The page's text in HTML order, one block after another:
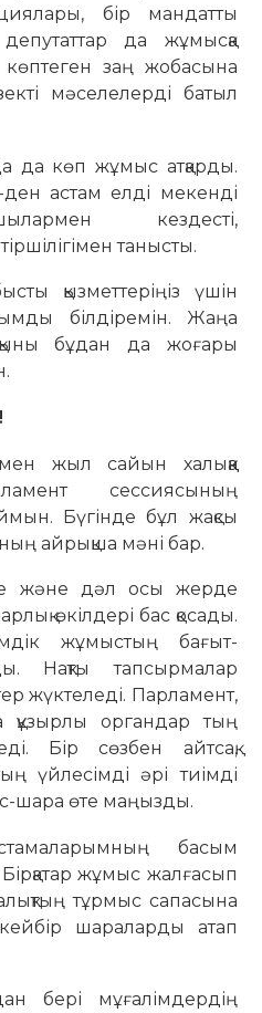
бір мандатты
да жұмысқа
көптеген заң жобасына
мәселелерді батыл
да көп жұмыс атқарды.
астам елді мекенді
кездесті,
танысты.
қызметтеріңіз үшін
білдіремін. Жаңа
бұдан да жоғары
жыл сайын халыққа
сессиясының
Бүгінде бұл жақсы
айрықша мәні бар.
және дәл осы жерде
өкілдері бас қосады.
жұмыстың бағыт-
Нақты тапсырмалар
жүктеледі. Парламент,
құзырлы органдар тың
Бір сөзбен айтсақ,
үйлесімді әрі тиімді
шара өте маңызды.
басым
Бірқатар жұмыс жалғасып
тұрмыс сапасына
шараларды атап
бері мұғалімдердің